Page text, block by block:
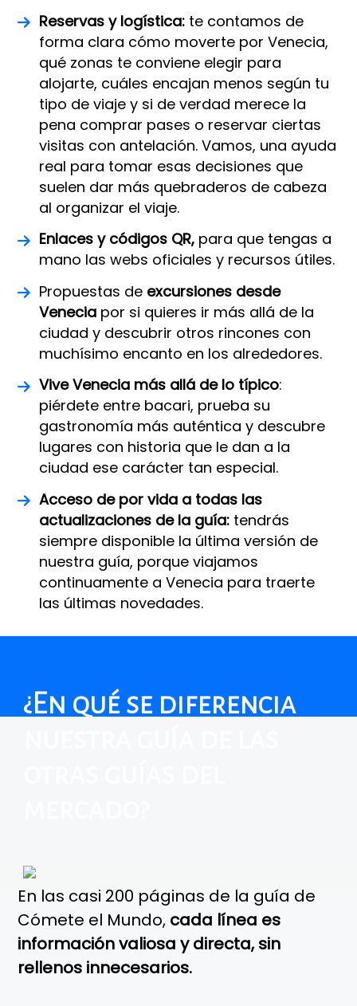
Reservas y logística: te contamos de
forma clara cómo moverte por Venecia,
qué zonas te conviene elegir para
alojarte, cuáles encajan menos según tu
tipo de viaje y si de verdad merece la
pena comprar pases o reservar ciertas
visitas con antelación. Vamos, una ayuda
real para tomar esas decisiones que
suelen dar más quebraderos de cabeza
al organizar el viaje.
Enlaces y códigos QR, para que tengas a
mano las webs oficiales y recursos útiles.
Propuestas de excursiones desde
Venecia por si quieres ir más allá de la
ciudad y descubrir otros rincones con
muchísimo encanto en los alrededores.
Vive Venecia más allá de lo típico:
piérdete entre bacari, prueba su
gastronomía más auténtica y descubre
lugares con historia que le dan a la
ciudad ese carácter tan especial.
Acceso de por vida a todas las
actualizaciones de la guía: tendrás
siempre disponible la última versión de
nuestra guía, porque viajamos
continuamente a Venecia para traerte
las últimas novedades.
¿En qué se diferencia
En las casi 200 páginas de la guía de
Cómete el Mundo, cada línea es
información valiosa y directa, sin
rellenos innecesarios.